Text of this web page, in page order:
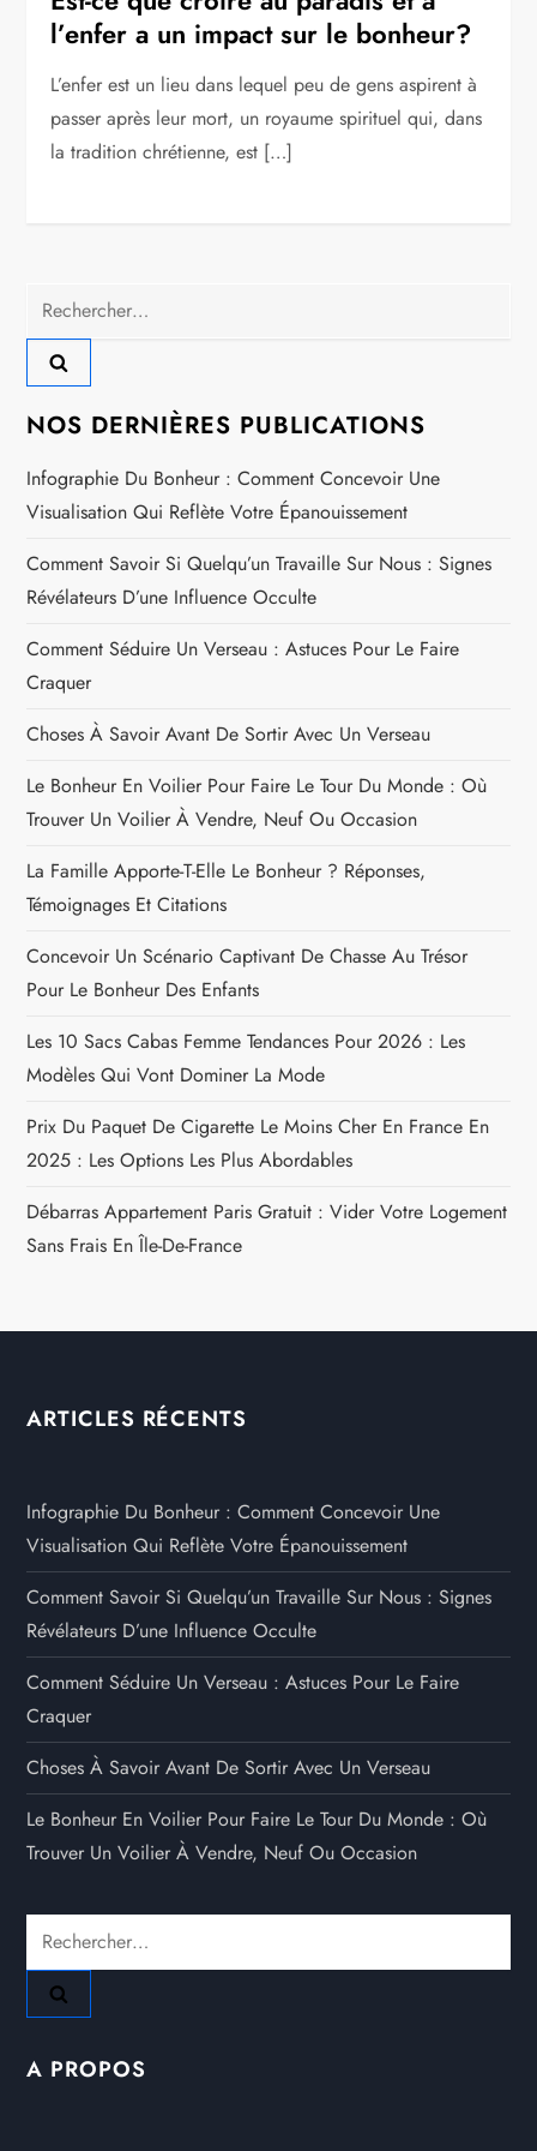
l’enfer a un impact sur le bonheur?
L’enfer est un lieu dans lequel peu de gens aspirent à
passer après leur mort, un royaume spirituel qui, dans
la tradition chrétienne, est […]
Rechercher :
NOS DERNIÈRES PUBLICATIONS
Infographie Du Bonheur : Comment Concevoir Une
Visualisation Qui Reflète Votre Épanouissement
Comment Savoir Si Quelqu’un Travaille Sur Nous : Signes
Révélateurs D’une Influence Occulte
Comment Séduire Un Verseau : Astuces Pour Le Faire
Craquer
Choses À Savoir Avant De Sortir Avec Un Verseau
Le Bonheur En Voilier Pour Faire Le Tour Du Monde : Où
Trouver Un Voilier À Vendre, Neuf Ou Occasion
La Famille Apporte-T-Elle Le Bonheur ? Réponses,
Témoignages Et Citations
Concevoir Un Scénario Captivant De Chasse Au Trésor
Pour Le Bonheur Des Enfants
Les 10 Sacs Cabas Femme Tendances Pour 2026 : Les
Modèles Qui Vont Dominer La Mode
Prix Du Paquet De Cigarette Le Moins Cher En France En
2025 : Les Options Les Plus Abordables
Débarras Appartement Paris Gratuit : Vider Votre Logement
Sans Frais En Île-De-France
ARTICLES RÉCENTS
Infographie Du Bonheur : Comment Concevoir Une
Visualisation Qui Reflète Votre Épanouissement
Comment Savoir Si Quelqu’un Travaille Sur Nous : Signes
Révélateurs D’une Influence Occulte
Comment Séduire Un Verseau : Astuces Pour Le Faire
Craquer
Choses À Savoir Avant De Sortir Avec Un Verseau
Le Bonheur En Voilier Pour Faire Le Tour Du Monde : Où
Trouver Un Voilier À Vendre, Neuf Ou Occasion
Rechercher :
A PROPOS